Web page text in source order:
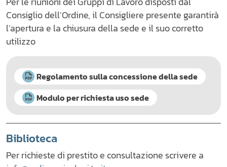
Consiglio dell’Ordine, il Consigliere presente garantirà
l’apertura e la chiusura della sede e il suo corretto
utilizzo
Regolamento sulla concessione della sede
Modulo per richiesta uso sede
Biblioteca
Per richieste di prestito e consultazione scrivere a